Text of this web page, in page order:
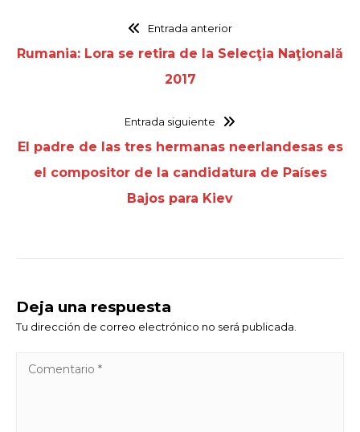
Entrada anterior
Rumania: Lora se retira de la Selecţia Naţională
2017
Entrada siguiente
El padre de las tres hermanas neerlandesas es
el compositor de la candidatura de Países
Bajos para Kiev
Deja una respuesta
Tu dirección de correo electrónico no será publicada.